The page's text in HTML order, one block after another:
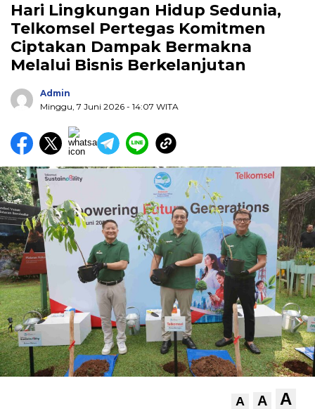
Hari Lingkungan Hidup Sedunia,
Telkomsel Pertegas Komitmen
Ciptakan Dampak Bermakna
Melalui Bisnis Berkelanjutan
Admin
Minggu, 7 Juni 2026 - 14:07 WITA
A A A